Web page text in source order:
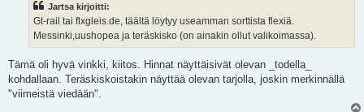
Jartsa kirjoitti:
Gt-rail tai flxgleis.de, täältä löytyy useamman sorttista flexiä.
Messinki,uushopea ja teräskisko (on ainakin ollut valikoimassa).
Tämä oli hyvä vinkki, kiitos. Hinnat näyttäisivät olevan _todella_
kohdallaan. Teräskiskoistakin näyttää olevan tarjolla, joskin merkinnällä
"viimeistä viedään".